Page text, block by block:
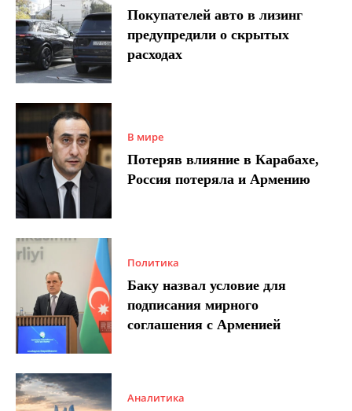
Покупателей авто в лизинг
предупредили о скрытых
расходах
В мире
Потеряв влияние в Карабахе,
Россия потеряла и Армению
Политика
Баку назвал условие для
подписания мирного
соглашения с Арменией
Аналитика